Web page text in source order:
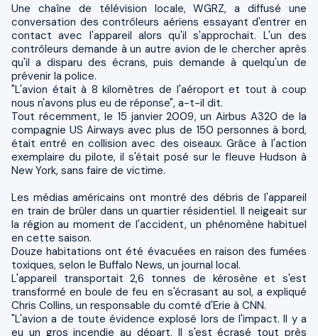
Une chaîne de télévision locale, WGRZ, a diffusé une
conversation des contrôleurs aériens essayant d'entrer en
contact avec l'appareil alors qu'il s'approchait. L'un des
contrôleurs demande à un autre avion de le chercher après
qu'il a disparu des écrans, puis demande à quelqu'un de
prévenir la police.
"L'avion était à 8 kilomètres de l'aéroport et tout à coup
nous n'avons plus eu de réponse", a-t-il dit.
Tout récemment, le 15 janvier 2009, un Airbus A320 de la
compagnie US Airways avec plus de 150 personnes à bord,
était entré en collision avec des oiseaux. Grâce à l'action
exemplaire du pilote, il s'était posé sur le fleuve Hudson à
New York, sans faire de victime.
Les médias américains ont montré des débris de l'appareil
en train de brûler dans un quartier résidentiel. Il neigeait sur
la région au moment de l'accident, un phénomène habituel
en cette saison.
Douze habitations ont été évacuées en raison des fumées
toxiques, selon le Buffalo News, un journal local.
L'appareil transportait 2,6 tonnes de kérosène et s'est
transformé en boule de feu en s'écrasant au sol, a expliqué
Chris Collins, un responsable du comté d'Erie à CNN.
"L'avion a de toute évidence explosé lors de l'impact. Il y a
eu un gros incendie au départ. Il s'est écrasé tout près